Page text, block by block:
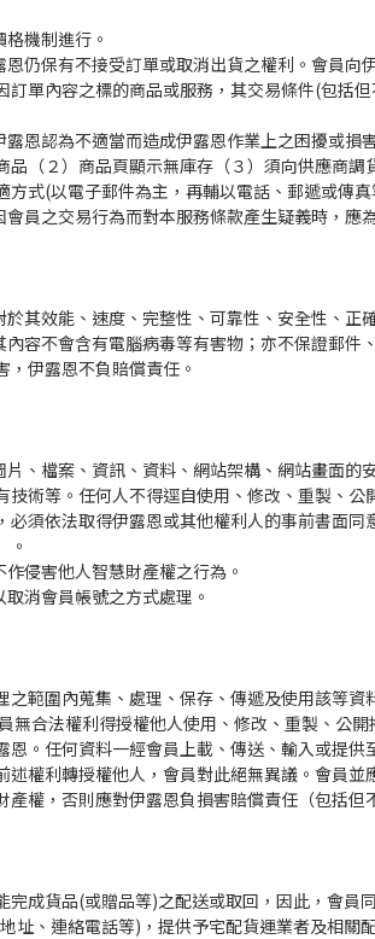
機制進行。
仍保有不接受訂單或取消出貨之權利。會員向
單內容之標的商品或服務，其交易條件(包括
恩認為不適當而造成伊露恩作業上之困擾或損
（２）商品頁顯示無庫存（３）須向供應商
式(以電子郵件為主，再輔以電話、郵遞或傳真
員之交易行為而對本服務條款產生疑義時，應
其效能、速度、完整性、可靠性、安全性、正
容不會含有電腦病毒等有害物；亦不保證郵
伊露恩不負賠償責任。
、檔案、資訊、資料、網站架構、網站畫面
術等。任何人不得逕自使用、修改、重製、
須依法取得伊露恩或其他權利人的事前書面同
。
侵害他人智慧財產權之行為。
消會員帳號之方式處理。
範圍內蒐集、處理、保存、傳遞及使用該等
合法權利得授權他人使用、修改、重製、公
。任何資料一經會員上載、傳送、輸入或提
權利轉授權他人，會員對此絕無異議。會員並
權，否則應對伊露恩負損害賠償責任（包括但
成貨品(或贈品等)之配送或取回，因此，會員
址、連絡電話等)，提供予宅配貨運業者及相